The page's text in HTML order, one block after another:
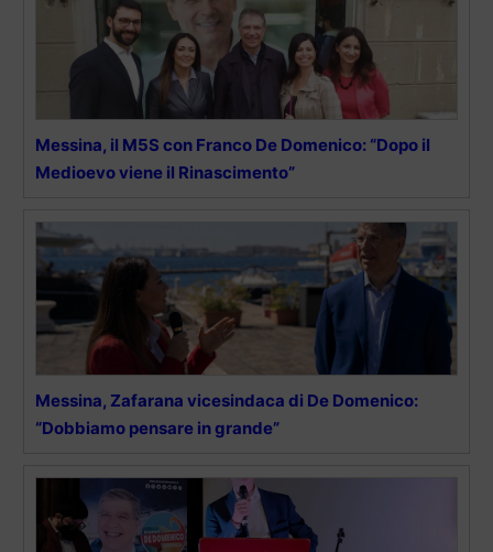
Messina, il M5S con Franco De Domenico: “Dopo il
Medioevo viene il Rinascimento”
Messina, Zafarana vicesindaca di De Domenico:
“Dobbiamo pensare in grande”